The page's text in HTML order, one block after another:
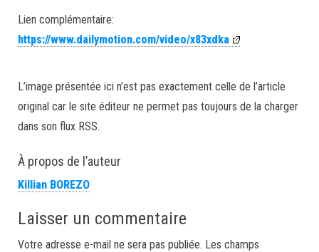
Lien complémentaire:
https://www.dailymotion.com/video/x83xdka
L’image présentée ici n’est pas exactement celle de l’article
original car le site éditeur ne permet pas toujours de la charger
dans son flux RSS.
À propos de l’auteur
Killian BOREZO
Laisser un commentaire
Votre adresse e-mail ne sera pas publiée. Les champs